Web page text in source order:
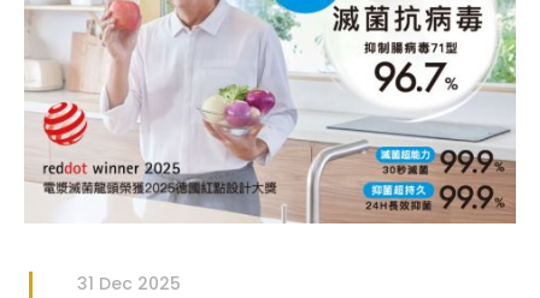
31 Dec 2025